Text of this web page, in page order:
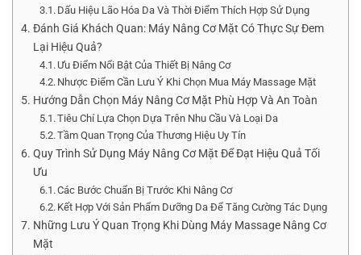
Dấu Hiệu Lão Hóa Da Và Thời Điểm Thích Hợp Sử Dụng
Đánh Giá Khách Quan: Máy Nâng Cơ Mặt Có Thực Sự Đem
Lại Hiệu Quả?
Ưu Điểm Nổi Bật Của Thiết Bị Nâng Cơ
Nhược Điểm Cần Lưu Ý Khi Chọn Mua Máy Massage Mặt
Hướng Dẫn Chọn Máy Nâng Cơ Mặt Phù Hợp Và An Toàn
Tiêu Chí Lựa Chọn Dựa Trên Nhu Cầu Và Loại Da
Tầm Quan Trọng Của Thương Hiệu Uy Tín
Quy Trình Sử Dụng Máy Nâng Cơ Mặt Để Đạt Hiệu Quả Tối
Ưu
Các Bước Chuẩn Bị Trước Khi Nâng Cơ
Kết Hợp Với Sản Phẩm Dưỡng Da Để Tăng Cường Tác Dụng
Những Lưu Ý Quan Trọng Khi Dùng Máy Massage Nâng Cơ
Mặt